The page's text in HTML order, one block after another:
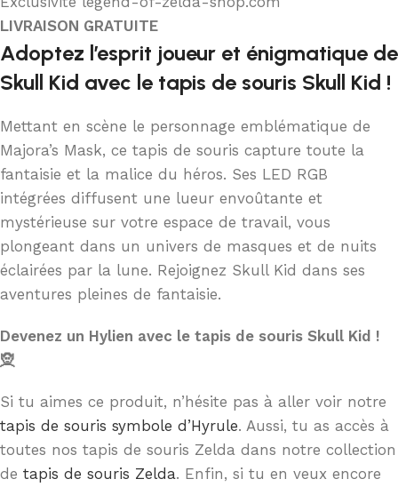
LIVRAISON GRATUITE
Adoptez l’esprit joueur et énigmatique de
Skull Kid avec le tapis de souris Skull Kid !
Mettant en scène le personnage emblématique de
Majora’s Mask, ce tapis de souris capture toute la
fantaisie et la malice du héros. Ses LED RGB
intégrées diffusent une lueur envoûtante et
mystérieuse sur votre espace de travail, vous
plongeant dans un univers de masques et de nuits
éclairées par la lune. Rejoignez Skull Kid dans ses
aventures pleines de fantaisie.
Devenez un Hylien avec le tapis de souris Skull Kid !
🧝
Si tu aimes ce produit, n’hésite pas à aller voir notre
tapis de souris symbole d’Hyrule. Aussi, tu as accès à
toutes nos tapis de souris Zelda dans notre collection
de tapis de souris Zelda. Enfin, si tu en veux encore